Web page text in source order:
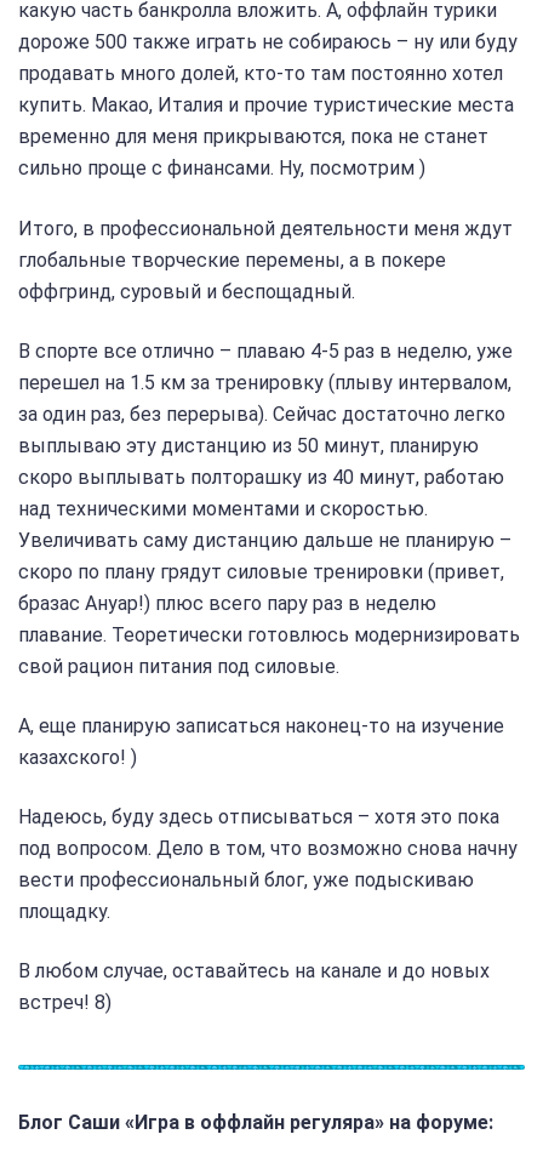
какую часть банкролла вложить. А, оффлайн турики
дороже 500 также играть не собираюсь – ну или буду
продавать много долей, кто-то там постоянно хотел
купить. Макао, Италия и прочие туристические места
временно для меня прикрываются, пока не станет
сильно проще с финансами. Ну, посмотрим )
Итого, в профессиональной деятельности меня ждут
глобальные творческие перемены, а в покере
оффгринд, суровый и беспощадный.
В спорте все отлично – плаваю 4-5 раз в неделю, уже
перешел на 1.5 км за тренировку (плыву интервалом,
за один раз, без перерыва). Сейчас достаточно легко
выплываю эту дистанцию из 50 минут, планирую
скоро выплывать полторашку из 40 минут, работаю
над техническими моментами и скоростью.
Увеличивать саму дистанцию дальше не планирую –
скоро по плану грядут силовые тренировки (привет,
бразас Ануар!) плюс всего пару раз в неделю
плавание. Теоретически готовлюсь модернизировать
свой рацион питания под силовые.
А, еще планирую записаться наконец-то на изучение
казахского! )
Надеюсь, буду здесь отписываться – хотя это пока
под вопросом. Дело в том, что возможно снова начну
вести профессиональный блог, уже подыскиваю
площадку.
В любом случае, оставайтесь на канале и до новых
встреч! 8)
Блог Саши «Игра в оффлайн регуляра» на форуме: